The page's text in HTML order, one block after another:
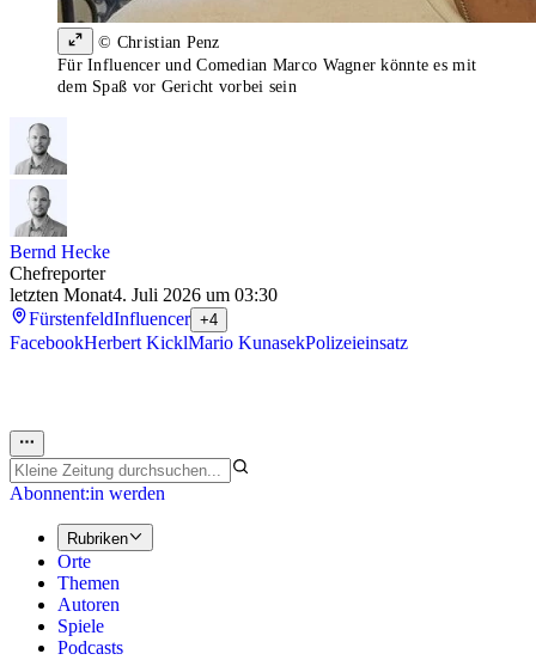
© Christian Penz
Für Influencer und Comedian Marco Wagner könnte es mit
dem Spaß vor Gericht vorbei sein
Bernd Hecke
Chefreporter
letzten Monat4. Juli 2026 um 03:30
FürstenfeldInfluencer +4
FacebookHerbert KicklMario KunasekPolizeieinsatz
Abonnent:in werden
Rubriken
Orte
Themen
Autoren
Spiele
Podcasts